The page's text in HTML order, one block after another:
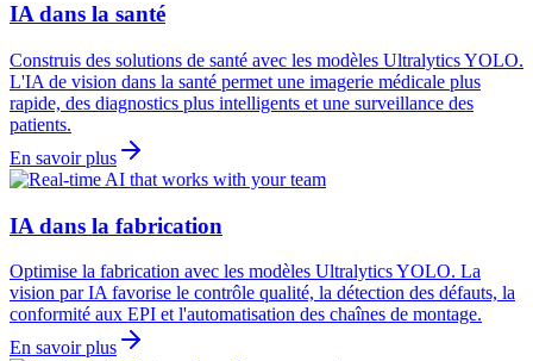
IA dans la santé
Construis des solutions de santé avec les modèles Ultralytics YOLO.
L'IA de vision dans la santé permet une imagerie médicale plus
rapide, des diagnostics plus intelligents et une surveillance des
patients.
En savoir plus
IA dans la fabrication
Optimise la fabrication avec les modèles Ultralytics YOLO. La
vision par IA favorise le contrôle qualité, la détection des défauts, la
conformité aux EPI et l'automatisation des chaînes de montage.
En savoir plus